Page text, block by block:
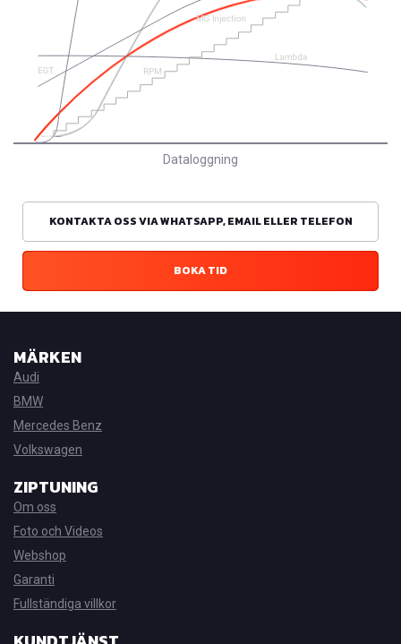
Dataloggning
KONTAKTA OSS VIA WHATSAPP, EMAIL ELLER TELEFON
BOKA TID
MÄRKEN
Audi
BMW
Mercedes Benz
Volkswagen
ZIPTUNING
Om oss
Foto och Videos
Webshop
Garanti
Fullständiga villkor